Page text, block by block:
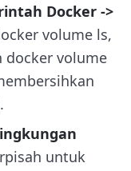
Docker ->
volume ls,
docker volume
untuk